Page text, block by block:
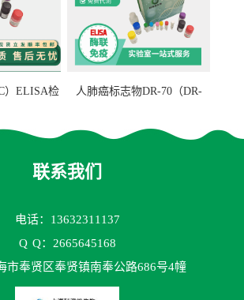
）ELISA检
人肺癌标志物DR-70（DR-
联系我们
电话：13632311137
Q Q：2665645168
市奉贤区奉贤镇南奉公路686号4幢